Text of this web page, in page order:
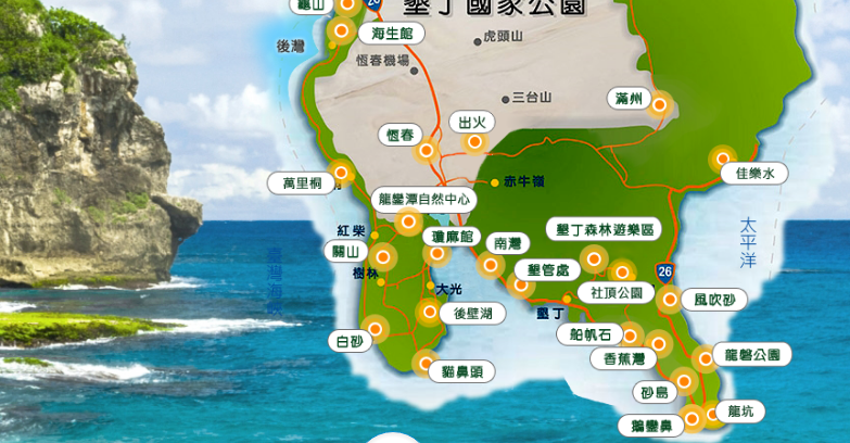
龜山
海生館
滿州
出火
恆春
佳樂水
萬里桐
龍鑾潭自然中心
森林遊樂區
瓊麻館 南灣
關山
墾管處遊客中心
社頂公園
風吹沙
後壁湖
船帆石
白砂
貓鼻頭
龍磐公園
香蕉灣
砂島
龍坑
鵝鑾鼻